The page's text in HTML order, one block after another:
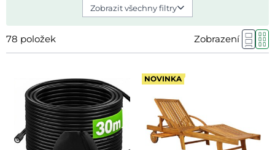
Zobrazit všechny filtry
78 položek Zobrazení
NOVINKA